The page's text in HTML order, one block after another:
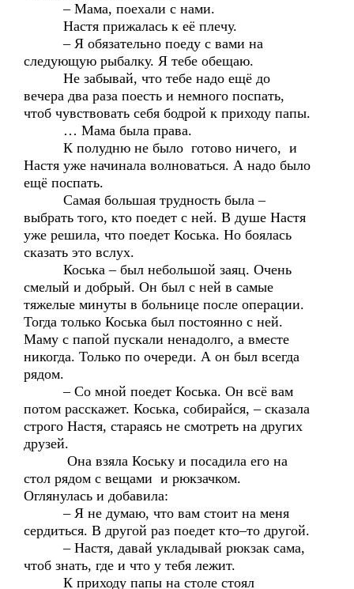
– Мама, поехали с нами.
Настя прижалась к её плечу.
– Я обязательно поеду с вами на
следующую рыбалку. Я тебе обещаю.
Не забывай, что тебе надо ещё до
вечера два раза поесть и немного поспать,
чтоб чувствовать себя бодрой к приходу папы.
… Мама была права.
К полудню не было готово ничего, и
Настя уже начинала волноваться. А надо было
ещё поспать.
Самая большая трудность была –
выбрать того, кто поедет с ней. В душе Настя
уже решила, что поедет Коська. Но боялась
сказать это вслух.
Коська – был небольшой заяц. Очень
смелый и добрый. Он был с ней в самые
тяжелые минуты в больнице после операции.
Тогда только Коська был постоянно с ней.
Маму с папой пускали ненадолго, а вместе
никогда. Только по очереди. А он был всегда
рядом.
– Со мной поедет Коська. Он всё вам
потом расскажет. Коська, собирайся, – сказала
строго Настя, стараясь не смотреть на других
друзей.
Она взяла Коську и посадила его на
стол рядом с вещами и рюкзачком.
Оглянулась и добавила:
– Я не думаю, что вам стоит на меня
сердиться. В другой раз поедет кто–то другой.
– Настя, давай укладывай рюкзак сама,
чтоб знать, где и что у тебя лежит.
К приходу папы на столе стоял